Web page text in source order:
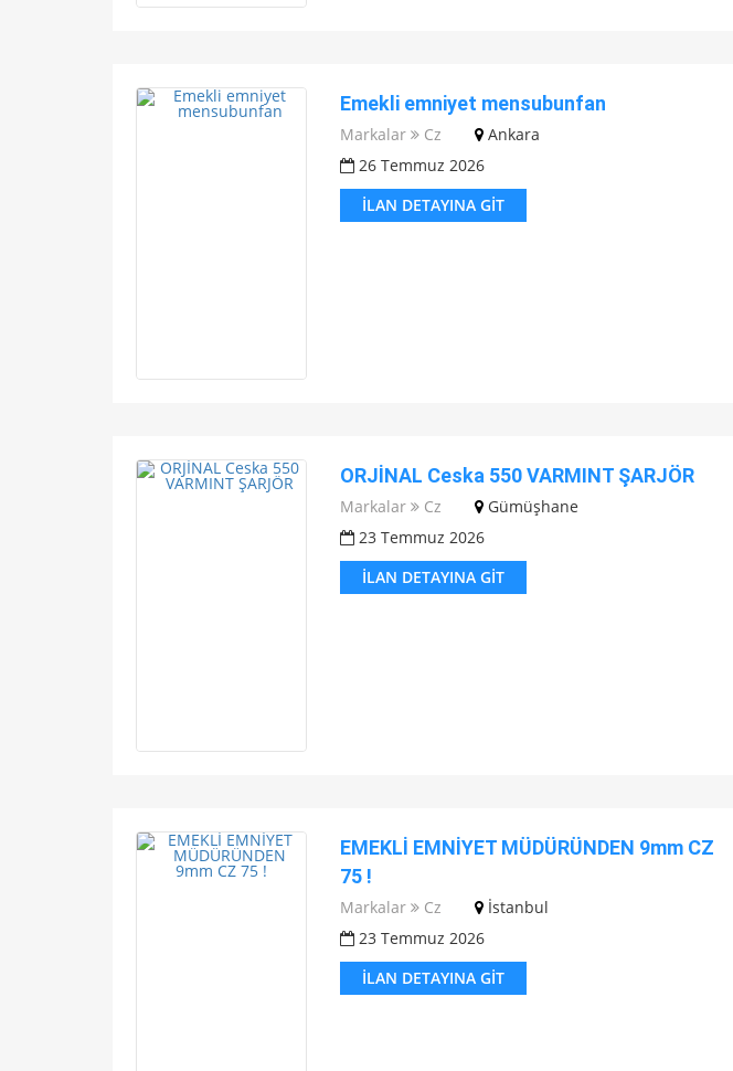
Emekli emniyet mensubunfan
Markalar Cz
Ankara
26 Temmuz 2026
İLAN DETAYINA GIT
ORJİNAL Ceska 550 VARMINT ŞARJÖR
Markalar Cz
Gümüşhane
23 Temmuz 2026
İLAN DETAYINA GIT
EMEKLİ EMNİYET MÜDÜRÜNDEN 9mm CZ
75 !
Markalar Cz
İstanbul
23 Temmuz 2026
İLAN DETAYINA GIT